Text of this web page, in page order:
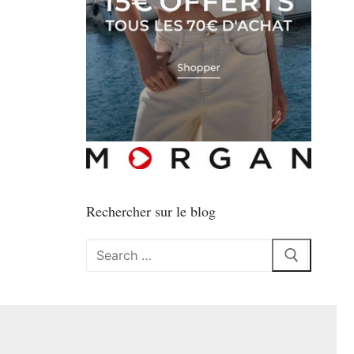
Rechercher sur le blog
Rechercher